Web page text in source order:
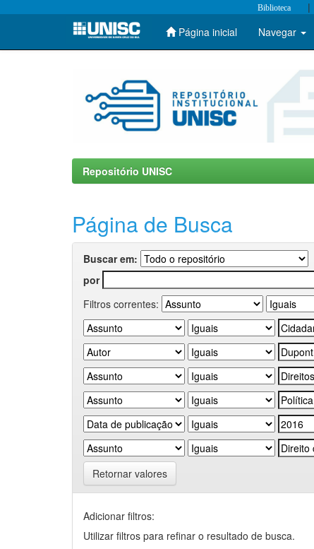
Skip
Biblioteca |
Página inicial Navegar
Repositório UNISC
Página de Busca
Buscar em:
por
Filtros correntes:
Retornar valores
Adicionar filtros:
Utilizar filtros para refinar o resultado de busca.